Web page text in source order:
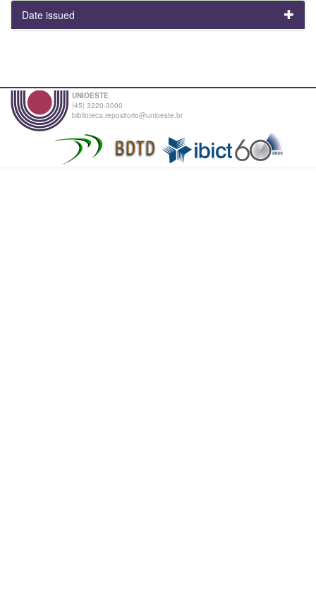
Date issued
UNIOESTE
(45) 3220-3000
biblioteca.repositorio@unioeste.br